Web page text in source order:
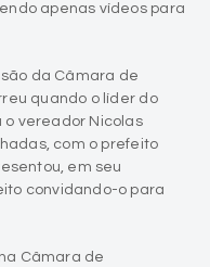
apenas vídeos para
da Câmara de
quando o líder do
o vereador Nicolas
com o prefeito
em seu
convidando-o para
Câmara de